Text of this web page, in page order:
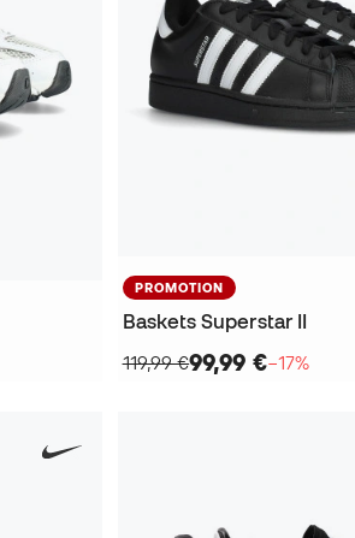
PROMOTION
Baskets Superstar II
119,99 €99,99 €−17%